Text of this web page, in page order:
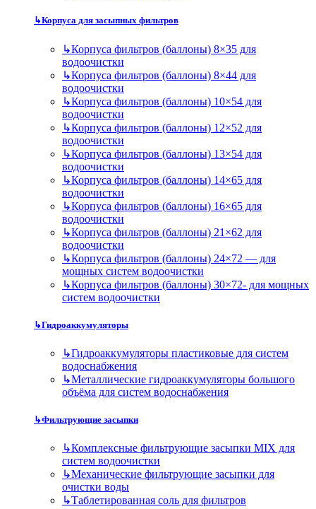
↳Корпуса для засыпных фильтров
↳Корпуса фильтров (баллоны) 8×35 для
водоочистки
↳Корпуса фильтров (баллоны) 8×44 для
водоочистки
↳Корпуса фильтров (баллоны) 10×54 для
водоочистки
↳Корпуса фильтров (баллоны) 12×52 для
водоочистки
↳Корпуса фильтров (баллоны) 13×54 для
водоочистки
↳Корпуса фильтров (баллоны) 14×65 для
водоочистки
↳Корпуса фильтров (баллоны) 16×65 для
водоочистки
↳Корпуса фильтров (баллоны) 21×62 для
водоочистки
↳Корпуса фильтров (баллоны) 24×72 — для
мощных систем водоочистки
↳Корпуса фильтров (баллоны) 30×72- для мощных
систем водоочистки
↳Гидроаккумуляторы
↳Гидроаккумуляторы пластиковые для систем
водоснабжения
↳Металлические гидроаккумуляторы большого
объёма для систем водоснабжения
↳Фильтрующие засыпки
↳Комплексные фильтрующие засыпки MIX для
систем водоочистки
↳Механические фильтрующие засыпки для
очистки воды
↳Таблетированная соль для фильтров